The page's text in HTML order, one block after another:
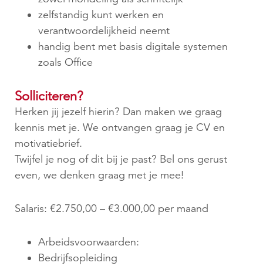
zelfstandig kunt werken en
verantwoordelijkheid neemt
handig bent met basis digitale systemen
zoals Office
Solliciteren?
Herken jij jezelf hierin? Dan maken we graag
kennis met je. We ontvangen graag je CV en
motivatiebrief.
Twijfel je nog of dit bij je past? Bel ons gerust
even, we denken graag met je mee!
Salaris: €2.750,00 – €3.000,00 per maand
Arbeidsvoorwaarden:
Bedrijfsopleiding